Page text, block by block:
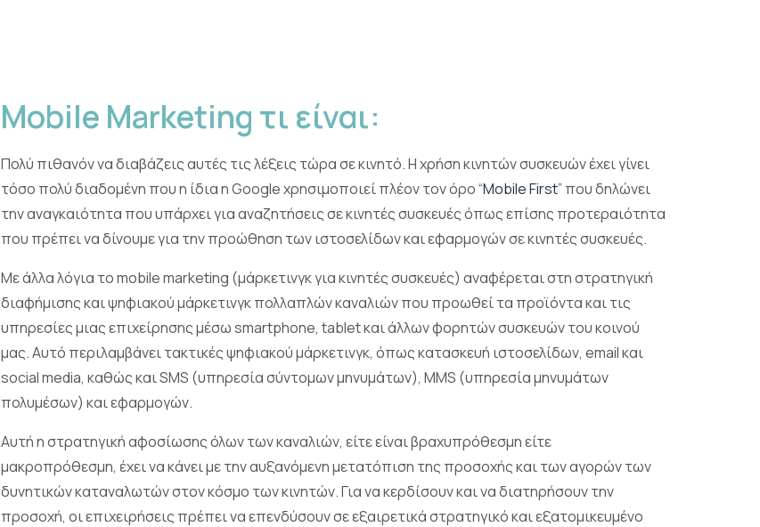
Mobile Marketing τι είναι:
Πολύ πιθανόν να διαβάζεις αυτές τις λέξεις τώρα σε κινητό. Η χρήση κινητών συσκευών έχει γίνει
τόσο πολύ διαδομένη που η ίδια η Google χρησιμοποιεί πλέον τον όρο “Mobile First” που δηλώνει
την αναγκαιότητα που υπάρχει για αναζητήσεις σε κινητές συσκευές όπως επίσης προτεραιότητα
που πρέπει να δίνουμε για την προώθηση των ιστοσελίδων και εφαρμογών σε κινητές συσκευές.
Με άλλα λόγια το mobile marketing (μάρκετινγκ για κινητές συσκευές) αναφέρεται στη στρατηγική
διαφήμισης και ψηφιακού μάρκετινγκ πολλαπλών καναλιών που προωθεί τα προϊόντα και τις
υπηρεσίες μιας επιχείρησης μέσω smartphone, tablet και άλλων φορητών συσκευών του κοινού
μας. Αυτό περιλαμβάνει τακτικές ψηφιακού μάρκετινγκ, όπως κατασκευή ιστοσελίδων, email και
social media, καθώς και SMS (υπηρεσία σύντομων μηνυμάτων), MMS (υπηρεσία μηνυμάτων
πολυμέσων) και εφαρμογών.
Αυτή η στρατηγική αφοσίωσης όλων των καναλιών, είτε είναι βραχυπρόθεσμη είτε
μακροπρόθεσμη, έχει να κάνει με την αυξανόμενη μετατόπιση της προσοχής και των αγορών των
δυνητικών καταναλωτών στον κόσμο των κινητών. Για να κερδίσουν και να διατηρήσουν την
προσοχή, οι επιχειρήσεις πρέπει να επενδύσουν σε εξαιρετικά στρατηγικό και εξατομικευμένο